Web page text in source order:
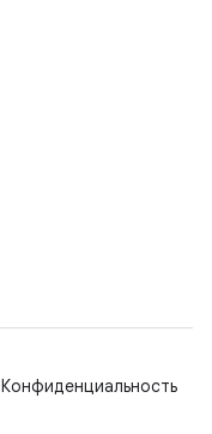
Конфиденциальность